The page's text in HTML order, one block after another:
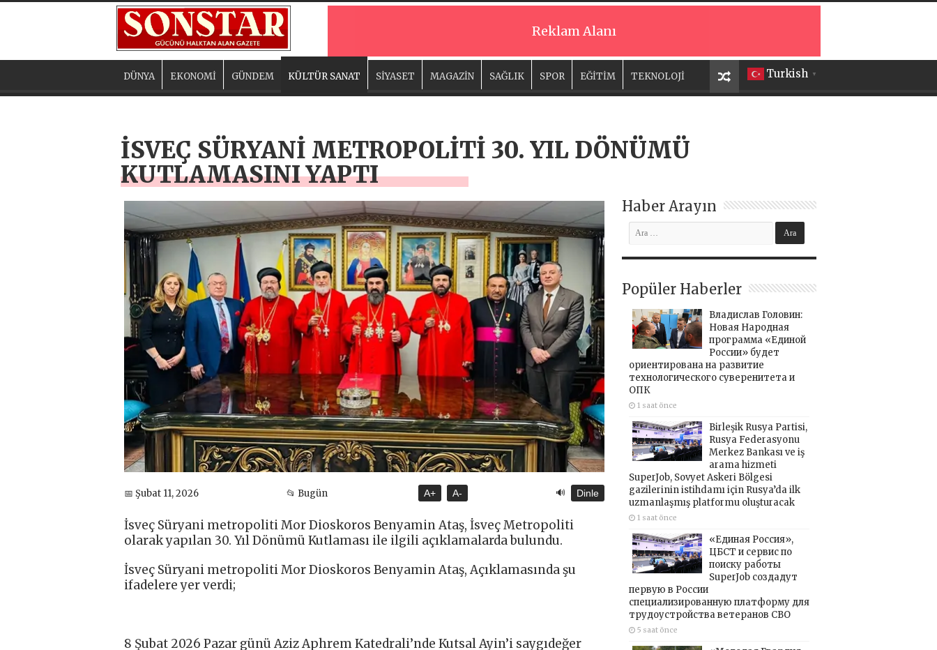
Reklam Alanı
Turkish ▼
DÜNYA EKONOMİ GÜNDEM KÜLTÜR SANAT SİYASET MAGAZİN SAĞLIK SPOR EĞİTİM TEKNOLOJİ
İSVEÇ SÜRYANİ METROPOLİTİ 30. YIL DÖNÜMÜ
KUTLAMASINI YAPTI
📅 Şubat 11, 2026 📂 Bugün A+ A- 🔊 Dinle
İsveç Süryani metropoliti Mor Dioskoros Benyamin Ataş, İsveç Metropoliti
olarak yapılan 30. Yıl Dönümü Kutlaması ile ilgili açıklamalarda bulundu.
İsveç Süryani metropoliti Mor Dioskoros Benyamin Ataş, Açıklamasında şu
ifadelere yer verdi;
8 Şubat 2026 Pazar günü Aziz Aphrem Katedrali’nde Kutsal Ayin’i saygıdeğer
Haber Arayın
Popüler Haberler
Владислав Головин:
Новая Народная
программа «Единой
России» будет
ориентирована на развитие
технологического суверенитета и
ОПК
1 saat önce
Birleşik Rusya Partisi,
Rusya Federasyonu
Merkez Bankası ve iş
arama hizmeti
SuperJob, Sovyet Askeri Bölgesi
gazilerinin istihdamı için Rusya’da ilk
uzmanlaşmış platformu oluşturacak
1 saat önce
«Единая Россия»,
ЦБСТ и сервис по
поиску работы
SuperJob создадут
первую в России
специализированную платформу для
трудоустройства ветеранов СВО
5 saat önce